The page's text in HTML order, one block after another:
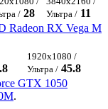
/ 28
Ультра / 11
Radeon RX Vega M
1920x1080 /
Ультра / 45.8
GTX 1050
.